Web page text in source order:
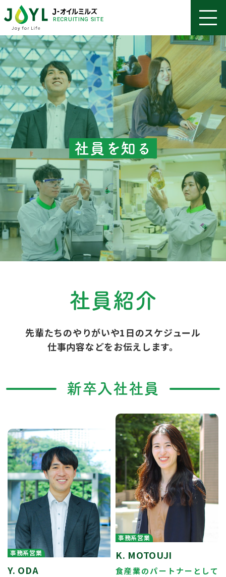
RECRUITING SITE
社員を知る
社員紹介
先輩たちのやりがいや1日のスケジュール
仕事内容などをお伝えします。
新卒入社社員
事務系営業
Y. ODA
事務系営業
K. MOTOUJI
食産業のパートナーとして